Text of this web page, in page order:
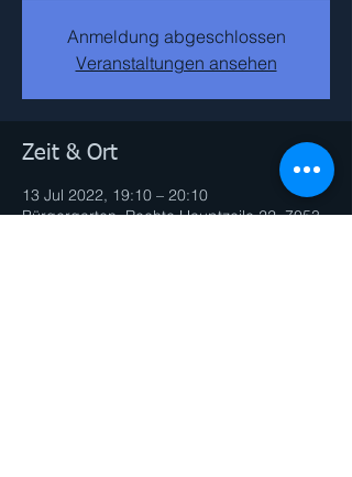
Anmeldung abgeschlossen
Veranstaltungen ansehen
Zeit & Ort
13 Jul 2022, 19:10 – 20:10
Bürgergarten, Rechte Hauptzeile 22, 7053